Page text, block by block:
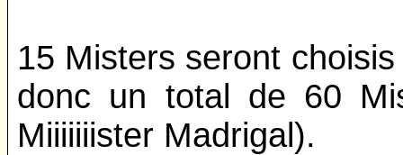
15 Misters seront
donc un total de 60
Miiiiiiister Madrigal).